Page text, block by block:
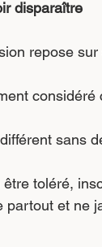
disparaître
repose
considéré
sans
toléré,
et ne